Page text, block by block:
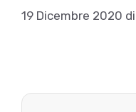
19 Dicembre 2020 di